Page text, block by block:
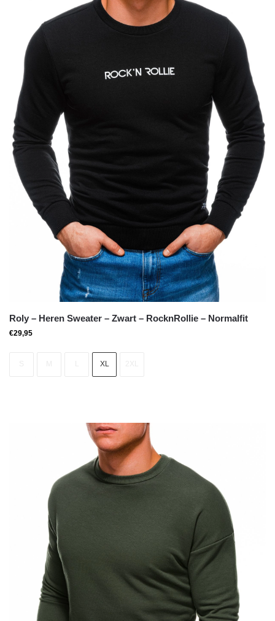
Roly – Heren Sweater – Zwart – RocknRollie – Normalfit
€29,95
XL